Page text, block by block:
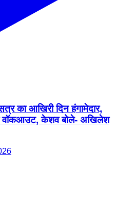
का आखिरी दिन हंगामेदार,
वॉकआउट, केशव बोले- अखिलेश